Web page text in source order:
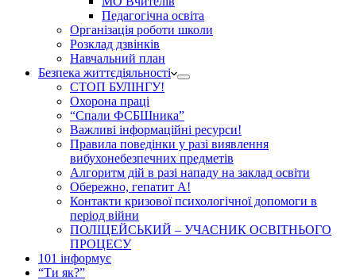
Педагогічна освіта
Організація роботи школи
Розклад дзвінків
Навчальний план
Безпека життєдіяльності
СТОП БУЛІНГУ!
Охорона праці
“Спали ФСБШника”
Важливі інформаційні ресурси!
Правила поведінки у разі виявлення
вибухонебезпечних предметів
Алгоритм дій в разі нападу на заклад освіти
Обережно, гепатит А!
Контакти кризової психологічної допомоги в
період війни
ПОЛІЦЕЙСЬКИЙ – УЧАСНИК ОСВІТНЬОГО
ПРОЦЕСУ
101 інформує
“Ти як?”